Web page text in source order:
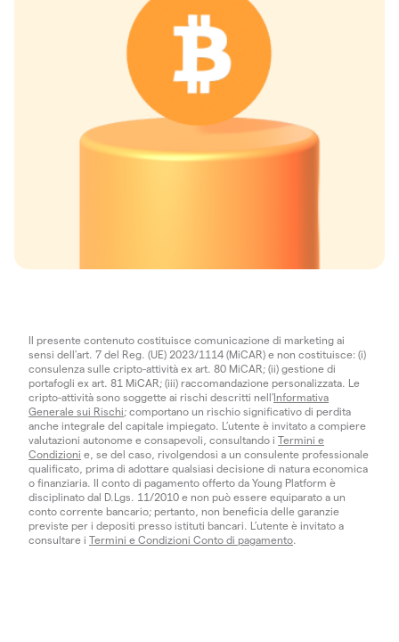
Il presente contenuto costituisce comunicazione di marketing ai
sensi dell'art. 7 del Reg. (UE) 2023/1114 (MiCAR) e non costituisce: (i)
consulenza sulle cripto-attività ex art. 80 MiCAR; (ii) gestione di
portafogli ex art. 81 MiCAR; (iii) raccomandazione personalizzata. Le
cripto-attività sono soggette ai rischi descritti nell'Informativa
Generale sui Rischi; comportano un rischio significativo di perdita
anche integrale del capitale impiegato. L’utente è invitato a compiere
valutazioni autonome e consapevoli, consultando i Termini e
Condizioni e, se del caso, rivolgendosi a un consulente professionale
qualificato, prima di adottare qualsiasi decisione di natura economica
o finanziaria. Il conto di pagamento offerto da Young Platform è
disciplinato dal D.Lgs. 11/2010 e non può essere equiparato a un
conto corrente bancario; pertanto, non beneficia delle garanzie
previste per i depositi presso istituti bancari. L’utente è invitato a
consultare i Termini e Condizioni Conto di pagamento.